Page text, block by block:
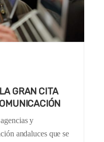
GRAN CITA
y
andaluces que se